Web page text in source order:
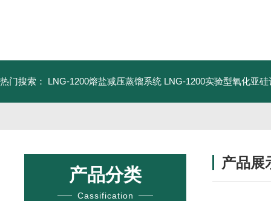
热门搜索： LNG-1200熔盐减压蒸馏系统 LNG-1200实验型氧化亚硅
产品分类
Cassification
产品展